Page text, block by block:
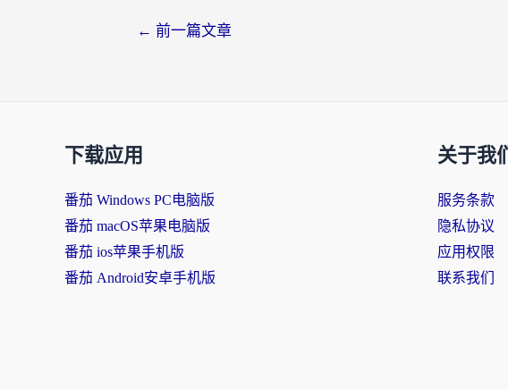
← 前一篇文章
下载应用
番茄 Windows PC电脑版
番茄 macOS苹果电脑版
番茄 ios苹果手机版
番茄 Android安卓手机版
关于我们
服务条款
隐私协议
应用权限
联系我们